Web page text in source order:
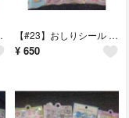
ト アニマル 【#23】おしりシール ぷにぷにシール 6枚セット アニマルシール 動物
¥ 650